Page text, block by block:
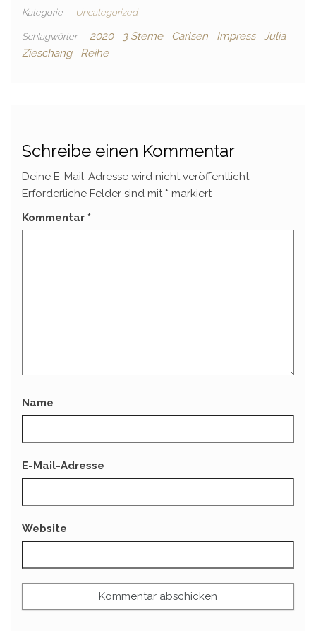
Kategorie Uncategorized
Schlagwörter 2020 3 Sterne Carlsen Impress
Julia
Zieschang
Reihe
Schreibe einen Kommentar
Deine E-Mail-Adresse wird nicht veröffentlicht.
Erforderliche Felder sind mit * markiert
Kommentar *
Name
E-Mail-Adresse
Website